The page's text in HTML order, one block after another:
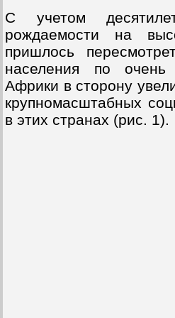
С учетом
рождаемости на
пришлось
населения по очень
Африки в сторону
крупномасштабных
в этих странах (рис. 1).